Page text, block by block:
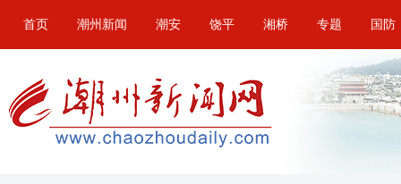
首页 潮州新闻 潮安 饶平 湘桥 专题 国防